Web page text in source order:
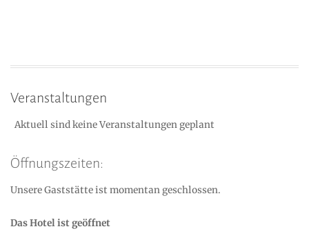
Veranstaltungen
Aktuell sind keine Veranstaltungen geplant
Öffnungszeiten:
Unsere Gaststätte ist momentan geschlossen.
Das Hotel ist geöffnet